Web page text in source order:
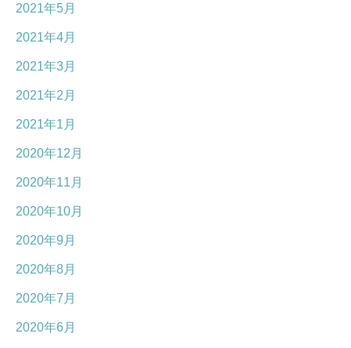
2021年5月
2021年4月
2021年3月
2021年2月
2021年1月
2020年12月
2020年11月
2020年10月
2020年9月
2020年8月
2020年7月
2020年6月